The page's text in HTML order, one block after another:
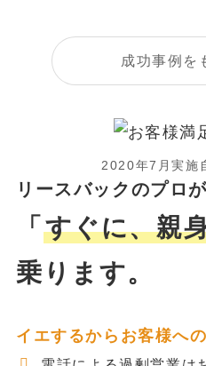
成功事例を
2020年7月実施
リースバックのプロ
「 すぐに、親
乗ります。
イエするからお客様へ